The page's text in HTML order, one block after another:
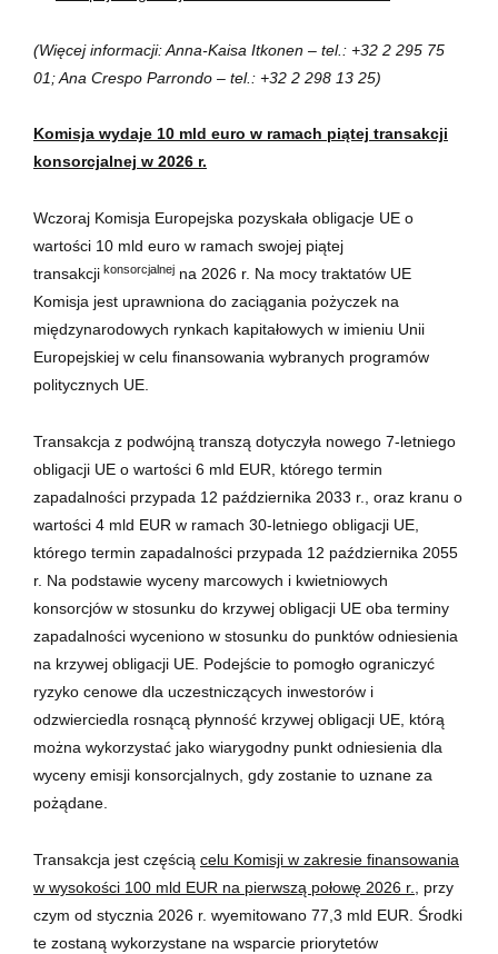
(Więcej informacji: Anna-Kaisa Itkonen – tel.: +32 2 295 75
01; Ana Crespo Parrondo – tel.: +32 2 298 13 25)
Komisja wydaje 10 mld euro w ramach piątej transakcji
konsorcjalnej w 2026 r.
Wczoraj Komisja Europejska pozyskała obligacje UE o
wartości 10 mld euro w ramach swojej piątej
transakcji konsorcjalnej na 2026 r. Na mocy traktatów UE
Komisja jest uprawniona do zaciągania pożyczek na
międzynarodowych rynkach kapitałowych w imieniu Unii
Europejskiej w celu finansowania wybranych programów
politycznych UE.
Transakcja z podwójną transzą dotyczyła nowego 7-letniego
obligacji UE o wartości 6 mld EUR, którego termin
zapadalności przypada 12 października 2033 r., oraz kranu o
wartości 4 mld EUR w ramach 30-letniego obligacji UE,
którego termin zapadalności przypada 12 października 2055
r. Na podstawie wyceny marcowych i kwietniowych
konsorcjów w stosunku do krzywej obligacji UE oba terminy
zapadalności wyceniono w stosunku do punktów odniesienia
na krzywej obligacji UE. Podejście to pomogło ograniczyć
ryzyko cenowe dla uczestniczących inwestorów i
odzwierciedla rosnącą płynność krzywej obligacji UE, którą
można wykorzystać jako wiarygodny punkt odniesienia dla
wyceny emisji konsorcjalnych, gdy zostanie to uznane za
pożądane.
Transakcja jest częścią celu Komisji w zakresie finansowania
w wysokości 100 mld EUR na pierwszą połowę 2026 r.,
przy
czym od stycznia 2026 r. wyemitowano 77,3 mld EUR. Środki
te zostaną wykorzystane na wsparcie priorytetów